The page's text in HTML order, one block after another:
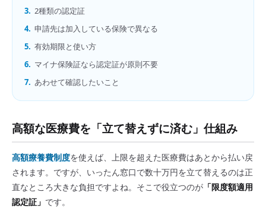
3. 2種類の認定証
4. 申請先は加入している保険で異なる
5. 有効期限と使い方
6. マイナ保険証なら認定証が原則不要
7. あわせて確認したいこと
高額な医療費を「立て替えずに済む」仕組み
高額療養費制度を使えば、上限を超えた医療費はあとから払い戻
されます。ですが、いったん窓口で数十万円を立て替えるのは正
直なところ大きな負担ですよね。そこで役立つのが 「限度額適用
認定証」 です。